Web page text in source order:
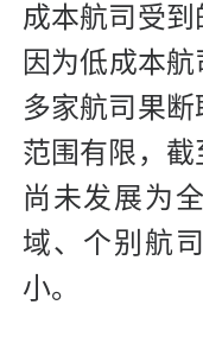
成本航司受
因为低成本航
多家航司果
范围有限，
尚未发展为
域、个别航
小。